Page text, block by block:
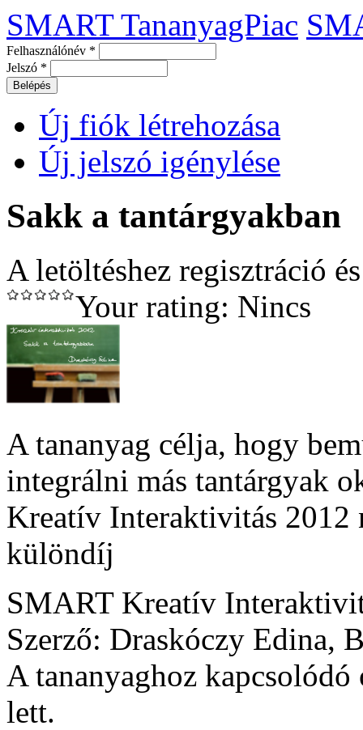
SMART TananyagPiac
Felhasználónév *
Jelszó *
Új fiók létrehozása
Új jelszó igénylése
Sakk a tantárgyakban
A letöltéshez regisztráció
Your rating: Nincs
A tananyag célja, hogy
integrálni más tantárgyak
Kreatív Interaktivitás 2012
különdíj
SMART Kreatív
Szerző: Draskóczy Edina,
A tananyaghoz
lett.